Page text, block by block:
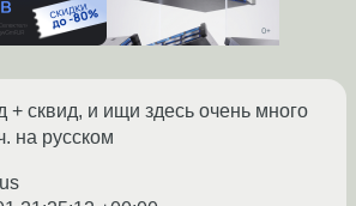
+ сквид, и ищи здесь очень много
на русском